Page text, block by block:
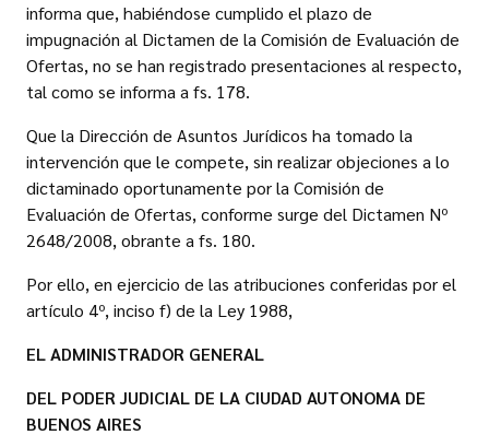
informa que, habiéndose cumplido el plazo de
impugnación al Dictamen de la Comisión de Evaluación de
Ofertas, no se han registrado presentaciones al respecto,
tal como se informa a fs. 178.
Que la Dirección de Asuntos Jurídicos ha tomado la
intervención que le compete, sin realizar objeciones a lo
dictaminado oportunamente por la Comisión de
Evaluación de Ofertas, conforme surge del Dictamen Nº
2648/2008, obrante a fs. 180.
Por ello, en ejercicio de las atribuciones conferidas por el
artículo 4º, inciso f) de la Ley 1988,
EL ADMINISTRADOR GENERAL
DEL PODER JUDICIAL DE LA CIUDAD AUTONOMA DE
BUENOS AIRES